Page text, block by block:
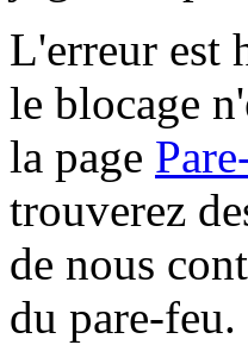
L'erreur est
le blocage
la page
trouverez
de nous
du pare-feu.